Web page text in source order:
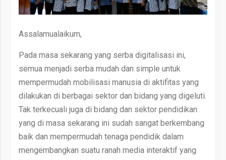
Assalamualaikum,
Pada masa sekarang yang serba digitalisasi ini,
semua menjadi serba mudah dan simple untuk
mempermudah mobilisasi manusia di aktifitas yang
dilakukan di berbagai sektor dan bidang yang digeluti.
Tak terkecuali juga di bidang dan sektor pendidikan
yang di masa sekarang ini sudah sangat berkembang
baik dan mempermudah tenaga pendidik dalam
mengembangkan suatu ranah media interaktif yang